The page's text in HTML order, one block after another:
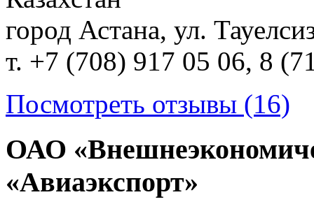
город Астана, ул.
т. +7 (708) 917 05 06, 8
Посмотреть отзывы (16)
ОАО
«Авиаэкспорт»